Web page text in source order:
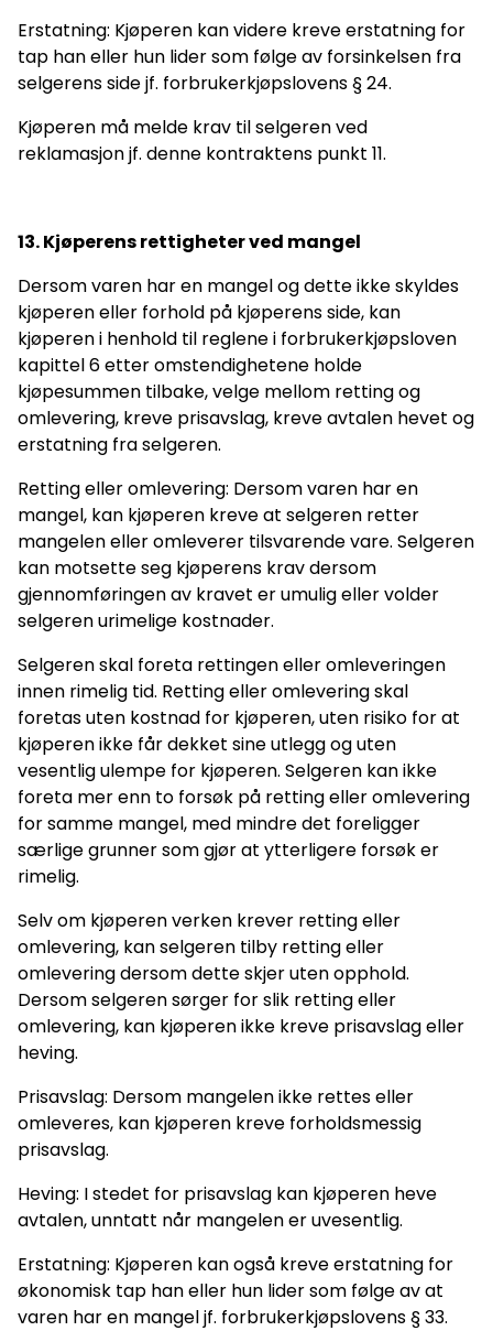
Erstatning: Kjøperen kan videre kreve erstatning for
tap han eller hun lider som følge av forsinkelsen fra
selgerens side jf. forbrukerkjøpslovens § 24.
Kjøperen må melde krav til selgeren ved
reklamasjon jf. denne kontraktens punkt 11.
13. Kjøperens rettigheter ved mangel
Dersom varen har en mangel og dette ikke skyldes
kjøperen eller forhold på kjøperens side, kan
kjøperen i henhold til reglene i forbrukerkjøpsloven
kapittel 6 etter omstendighetene holde
kjøpesummen tilbake, velge mellom retting og
omlevering, kreve prisavslag, kreve avtalen hevet og
erstatning fra selgeren.
Retting eller omlevering: Dersom varen har en
mangel, kan kjøperen kreve at selgeren retter
mangelen eller omleverer tilsvarende vare. Selgeren
kan motsette seg kjøperens krav dersom
gjennomføringen av kravet er umulig eller volder
selgeren urimelige kostnader.
Selgeren skal foreta rettingen eller omleveringen
innen rimelig tid. Retting eller omlevering skal
foretas uten kostnad for kjøperen, uten risiko for at
kjøperen ikke får dekket sine utlegg og uten
vesentlig ulempe for kjøperen. Selgeren kan ikke
foreta mer enn to forsøk på retting eller omlevering
for samme mangel, med mindre det foreligger
særlige grunner som gjør at ytterligere forsøk er
rimelig.
Selv om kjøperen verken krever retting eller
omlevering, kan selgeren tilby retting eller
omlevering dersom dette skjer uten opphold.
Dersom selgeren sørger for slik retting eller
omlevering, kan kjøperen ikke kreve prisavslag eller
heving.
Prisavslag: Dersom mangelen ikke rettes eller
omleveres, kan kjøperen kreve forholdsmessig
prisavslag.
Heving: I stedet for prisavslag kan kjøperen heve
avtalen, unntatt når mangelen er uvesentlig.
Erstatning: Kjøperen kan også kreve erstatning for
økonomisk tap han eller hun lider som følge av at
varen har en mangel jf. forbrukerkjøpslovens § 33.